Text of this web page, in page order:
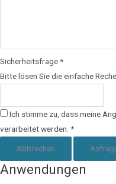
Sicherheitsfrage *
Bitte lösen Sie die einfache
Ich stimme zu, dass meine
verarbeitet werden. *
Abbrechen
Anwendungen